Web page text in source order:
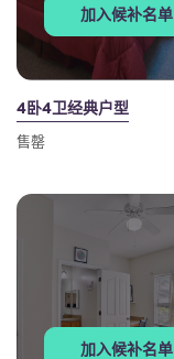
加入候补名单
4卧4卫经典户型
售罄
加入候补名单